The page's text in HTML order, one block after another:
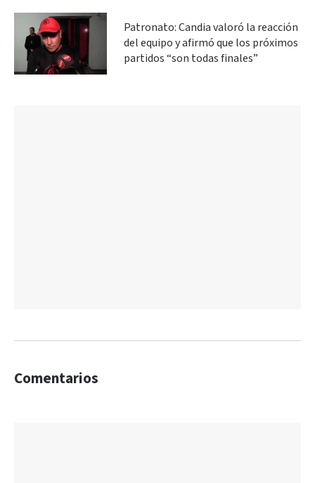
Patronato: Candia valoró la reacción
del equipo y afirmó que los próximos
partidos “son todas finales”
Comentarios